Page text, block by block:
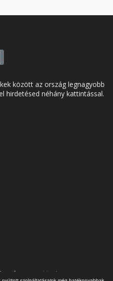
között az ország legnagyobb
hirdetésed néhány kattintással.
Ingatlancsoport tagja.